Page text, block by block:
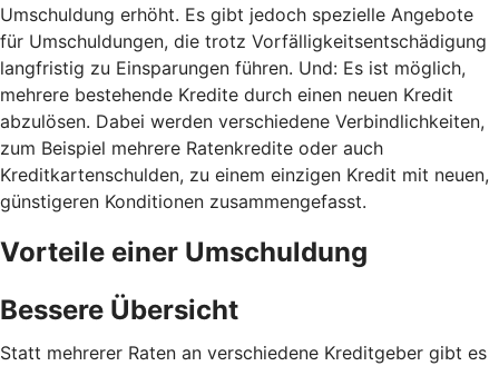
Umschuldung erhöht. Es gibt jedoch spezielle Angebote
für Umschuldungen, die trotz Vorfälligkeitsentschädigung
langfristig zu Einsparungen führen. Und: Es ist möglich,
mehrere bestehende Kredite durch einen neuen Kredit
abzulösen. Dabei werden verschiedene Verbindlichkeiten,
zum Beispiel mehrere Ratenkredite oder auch
Kreditkartenschulden, zu einem einzigen Kredit mit neuen,
günstigeren Konditionen zusammengefasst.
Vorteile einer Umschuldung
Bessere Übersicht
Statt mehrerer Raten an verschiedene Kreditgeber gibt es